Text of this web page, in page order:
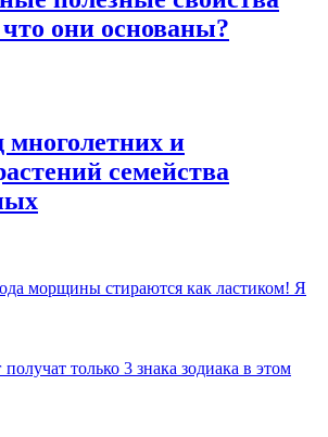
они основаны?
и
семейства
морщины стираются как ластиком! Я
только 3 знака зодиака в этом